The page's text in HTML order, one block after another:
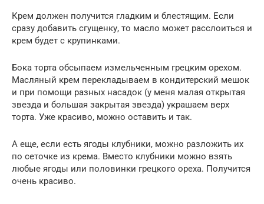
Крем должен получится гладким и блестящим. Если
сразу добавить сгущенку, то масло может расслоиться и
крем будет с крупинками.
Бока торта обсыпаем измельченным грецким орехом.
Масляный крем перекладываем в кондитерский мешок
и при помощи разных насадок (у меня малая открытая
звезда и большая закрытая звезда) украшаем верх
торта. Уже красиво, можно оставить и так.
А еще, если есть ягоды клубники, можно разложить их
по сеточке из крема. Вместо клубники можно взять
любые ягоды или половинки грецкого ореха. Получится
очень красиво.